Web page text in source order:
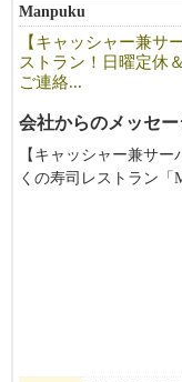
ビザの発給も条件つ
応募者の方の状況によ
が出来るかと思います
出来る限りスムーズ
気軽にご相談ください
Manpuku
【キャッシャー兼サ
ストラン！日曜定休
ご連絡...
会社からのメッセー
【キャッシャー兼サ
くの寿司レストラン「